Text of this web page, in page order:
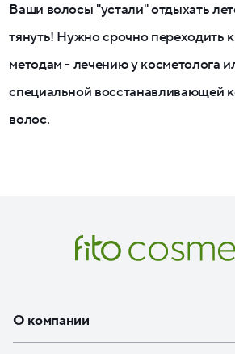
Ваши волосы "устали" отдыхать
тянуть! Нужно срочно переходить
методам - лечению у косметолога
специальной восстанавливающей
волос.
О компании